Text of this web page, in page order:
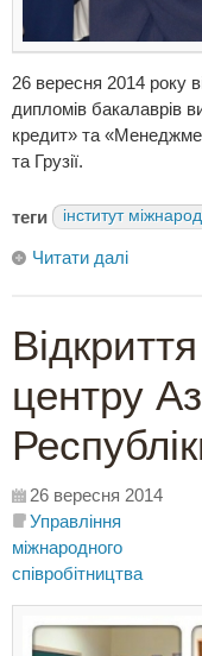
26 вересня 2014 року
дипломів бакалаврів
кредит» та
та Грузії.
теги інститут
Читати далі
центру
26 вересня 2014
Управління
міжнародного
співробітництва